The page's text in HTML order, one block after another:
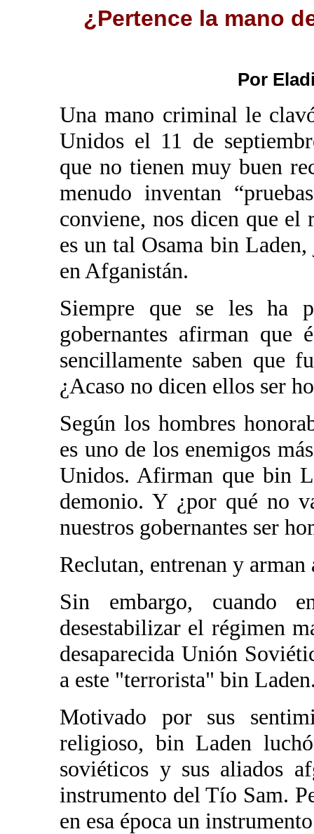
¿Pertence la mano
Por
Una mano criminal le
Unidos el 11 de
que no tienen muy buen
menudo inventan
conviene, nos dicen que el
es un tal Osama bin
en Afganistán.
Siempre que se les ha
gobernantes afirman que
sencillamente saben que
¿Acaso no dicen ellos ser
Según los hombres
es uno de los enemigos
Unidos. Afirman que bin
demonio. Y ¿por qué no
nuestros gobernantes ser
Reclutan, entrenan y
Sin embargo, cuando
desestabilizar el régimen
desaparecida Unión
a este "terrorista" bin
Motivado por sus
religioso, bin Laden
soviéticos y sus aliados
instrumento del Tío Sam.
en esa época un